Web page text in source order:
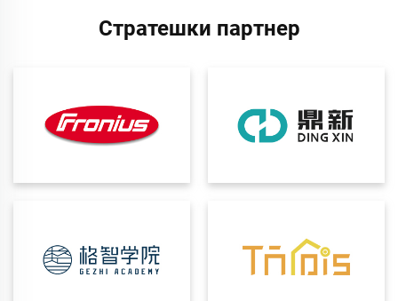
Стратешки партнер